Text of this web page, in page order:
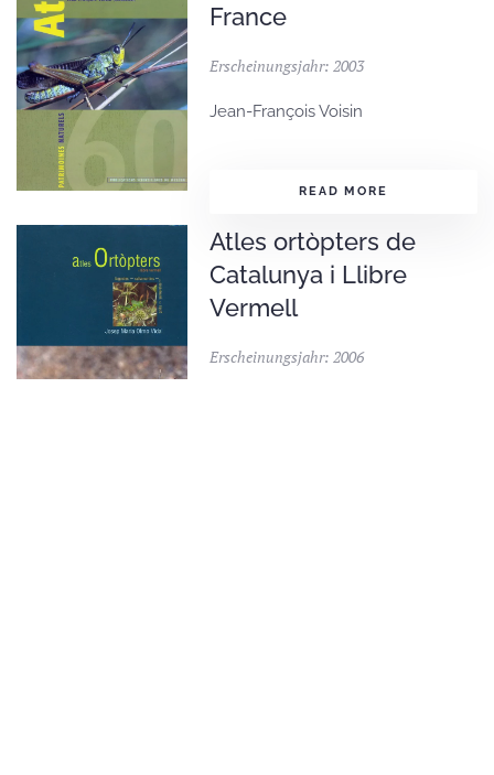
France
Erscheinungsjahr: 2003
Jean-François Voisin
READ MORE
Atles ortòpters de
Catalunya i Llibre
Vermell
Erscheinungsjahr: 2006